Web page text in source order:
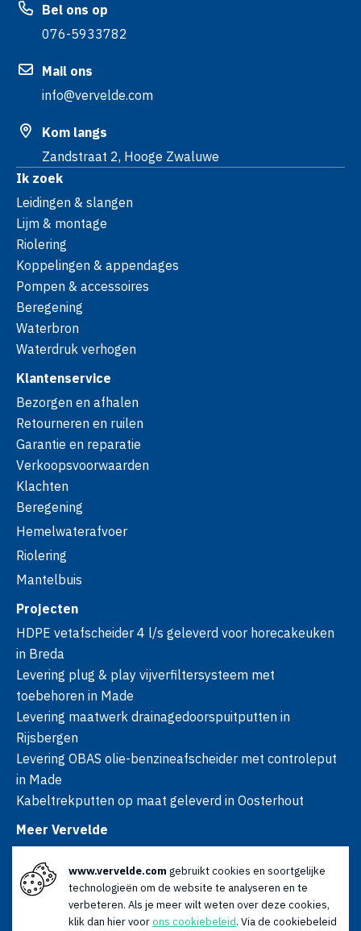
Bel ons op
076-5933782
Mail ons
info@vervelde.com
Kom langs
Zandstraat 2, Hooge Zwaluwe
Ik zoek
Leidingen & slangen
Lijm & montage
Riolering
Koppelingen & appendages
Pompen & accessoires
Beregening
Waterbron
Waterdruk verhogen
Klantenservice
Bezorgen en afhalen
Retourneren en ruilen
Garantie en reparatie
Verkoopsvoorwaarden
Klachten
Beregening
Hemelwaterafvoer
Riolering
Mantelbuis
Projecten
HDPE vetafscheider 4 l/s geleverd voor horecakeuken
in Breda
Levering plug & play vijverfiltersysteem met
toebehoren in Made
Levering maatwerk drainagedoorspuitputten in
Rijsbergen
Levering OBAS olie-benzineafscheider met controleput
in Made
Kabeltrekputten op maat geleverd in Oosterhout
Meer Vervelde
Nieuws
Advies
www.vervelde.com gebruikt cookies en soortgelijke
technologieën om de website te analyseren en te
verbeteren. Als je meer wilt weten over deze cookies,
klik dan hier voorons cookiebeleid. Via de cookiebeleid